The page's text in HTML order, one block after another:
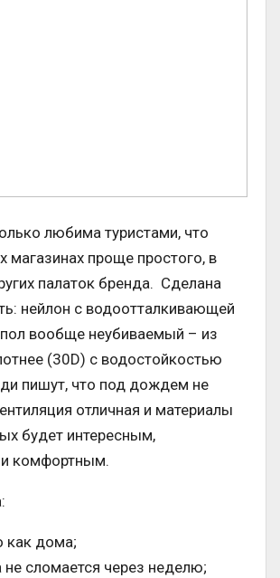
любима туристами, что
магазинах проще простого, в
палаток бренда. Сделана
нейлон с водоотталкивающей
пол вообще неубиваемый – из
(30D) с водостойкостью
пишут, что под дождем не
отличная и материалы
будет интересным,
комфортным.
как дома;
не сломается через неделю;